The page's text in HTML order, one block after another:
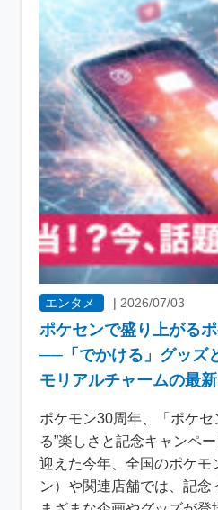
エンタメ | 2026/07/03
ポケセンで盛り上がる
──「でかける」グッズ
モリアルチャームの最
ポケモン30周年、「ポケセ
る”楽しさと記念キャンペ
迎えた今年、全国のポケモ
ン）や関連店舗では、記念